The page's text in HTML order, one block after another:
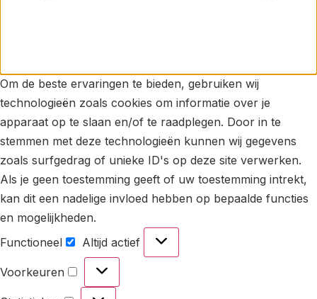
Om de beste ervaringen te bieden, gebruiken wij
technologieën zoals cookies om informatie over je
apparaat op te slaan en/of te raadplegen. Door in te
stemmen met deze technologieën kunnen wij gegevens
zoals surfgedrag of unieke ID's op deze site verwerken.
Als je geen toestemming geeft of uw toestemming intrekt,
kan dit een nadelige invloed hebben op bepaalde functies
en mogelijkheden.
Functioneel
Altijd actief
Voorkeuren